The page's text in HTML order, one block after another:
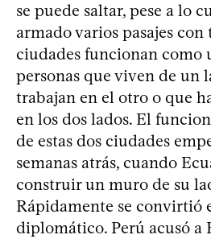
se puede saltar, pese a lo
armado varios pasajes con
ciudades funcionan como
personas que viven de un
trabajan en el otro o que
en los dos lados. El
de estas dos ciudades
semanas atrás, cuando
construir un muro de su
Rápidamente se convirtió
diplomático. Perú acusó a